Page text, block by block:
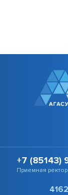
+7 (85143)
Приемная